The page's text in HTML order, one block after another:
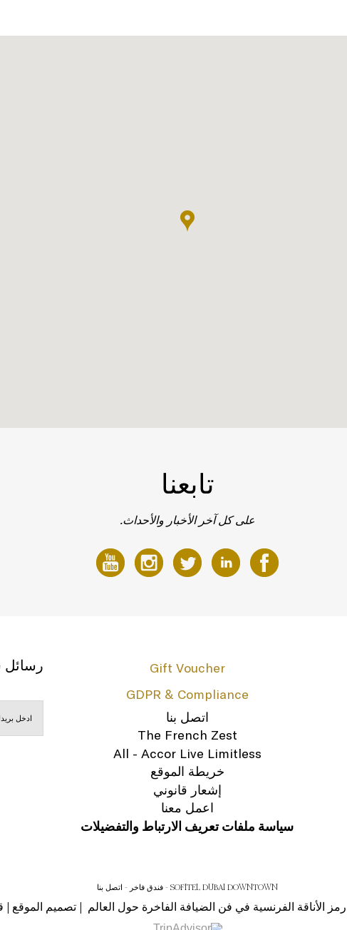
تابعنا
على كل آخر الأخبار والأحداث.
رسائل
Gift Voucher
GDPR & Compliance
اتصل بنا
The French Zest
All - Accor Live Limitless
خريطة الموقع
إشعار قانوني
اعمل معنا
سياسة ملفات تعريف الارتباط والتفضيلات
SOFITEL DUBAI DOWNTOWN - فندق فاخر - اتصل بنا
تصميم الموقع |